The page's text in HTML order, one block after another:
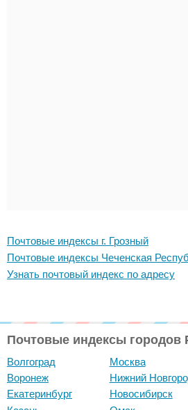
Почтовые индексы г. Грозный
Почтовые индексы Чеченская
Узнать почтовый индекс по адресу
Почтовые индексы городов
Волгоград
Воронеж
Екатеринбург
Москва
Нижний
Новосибирск